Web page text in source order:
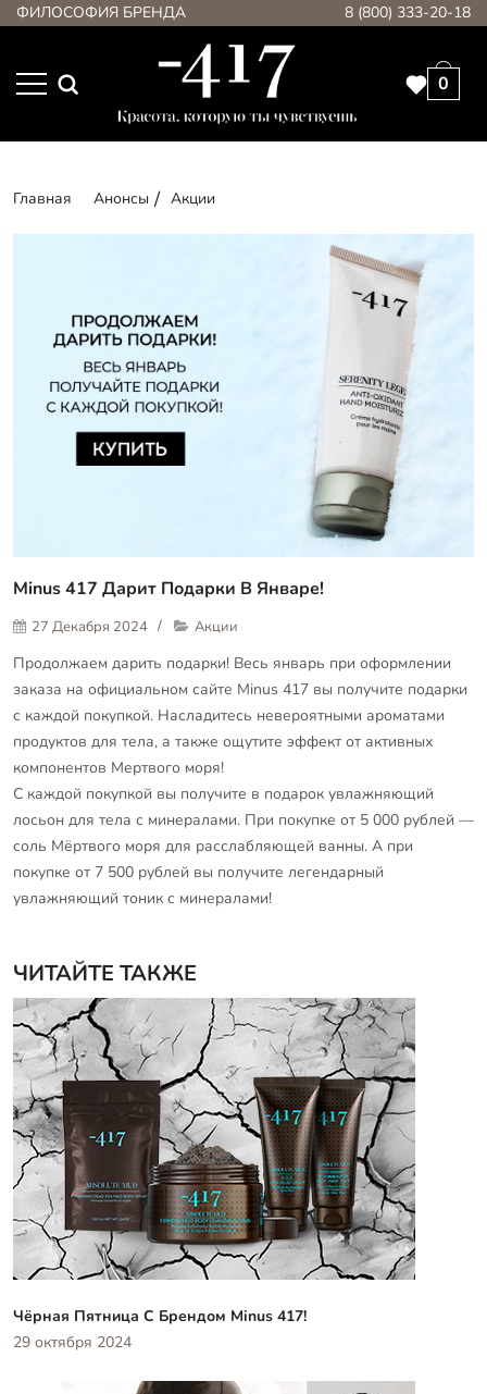
ФИЛОСОФИЯ БРЕНДА 8 (800) 333-20-18
0
Главная Анонсы Акции
Minus 417 Дарит Подарки В Январе!
27 Декабря 2024 Акции
Продолжаем дарить подарки! Весь январь при оформлении
заказа на официальном сайте Minus 417 вы получите подарки
с каждой покупкой. Насладитесь невероятными ароматами
продуктов для тела, а также ощутите эффект от активных
компонентов Мертвого моря!
С каждой покупкой вы получите в подарок увлажняющий
лосьон для тела с минералами. При покупке от 5 000 рублей —
соль Мёртвого моря для расслабляющей ванны. А при
покупке от 7 500 рублей вы получите легендарный
увлажняющий тоник с минералами!
ЧИТАЙТЕ ТАКЖЕ
Чёрная Пятница С Брендом Minus 417!
29 октября 2024